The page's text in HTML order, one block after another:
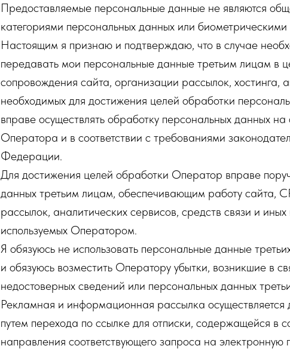
Предоставляемые персональные данные не являются
категориями персональных данных или
Настоящим я признаю и подтверждаю, что в случае
передавать мои персональные данные третьим лицам в
сопровождения сайта, организации рассылок, хостинга,
необходимых для достижения целей обработки
вправе осуществлять обработку персональных данных
Оператора и в соответствии с требованиями
Федерации.
Для достижения целей обработки Оператор вправе
данных третьим лицам, обеспечивающим работу сайта,
рассылок, аналитических сервисов, средств связи и
используемых Оператором.
Я обязуюсь не использовать персональные данные
и обязуюсь возместить Оператору убытки, возникшие в
недостоверных сведений или персональных данных
Рекламная и информационная рассылка осуществляется
путем перехода по ссылке для отписки, содержащейся в
направления соответствующего запроса на электронную